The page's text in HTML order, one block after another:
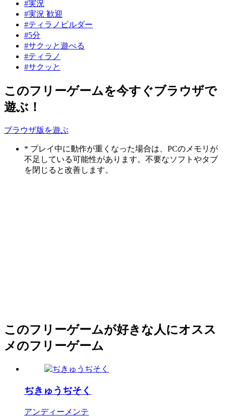
#実況
#実況 歓迎
#ティラノビルダー
#5分
#サクッと遊べる
#ティラノ
#サクッと
このフリーゲームを今すぐブラウザで
遊ぶ！
ブラウザ版を遊ぶ
* プレイ中に動作が重くなった場合は、PCのメモリが
不足している可能性があります。不要なソフトやタブ
を閉じると改善します。
このフリーゲームが好きな人にオスス
メのフリーゲーム
ぢきゅうぢそく
アンディーメンテ